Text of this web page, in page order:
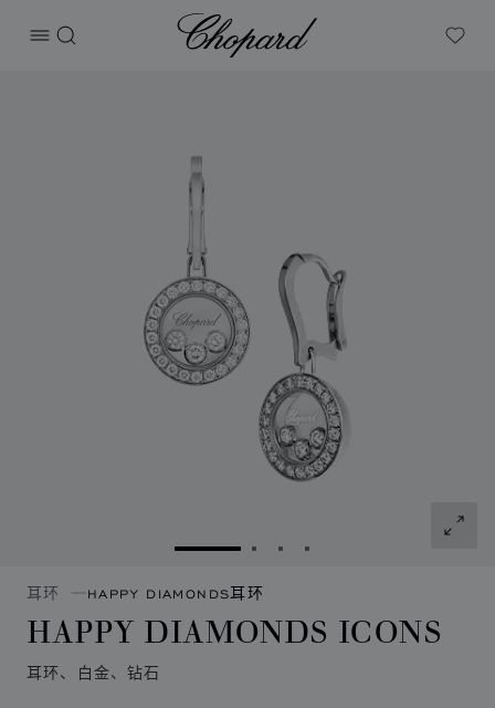
打开菜单
搜索
Chopard
My
转到幻灯片 1转到幻灯片 2
转到幻灯片 3
转到幻灯片 4
耳环 HAPPY DIAMONDS耳环
HAPPY DIAMONDS ICONS
耳环、白金、钻石